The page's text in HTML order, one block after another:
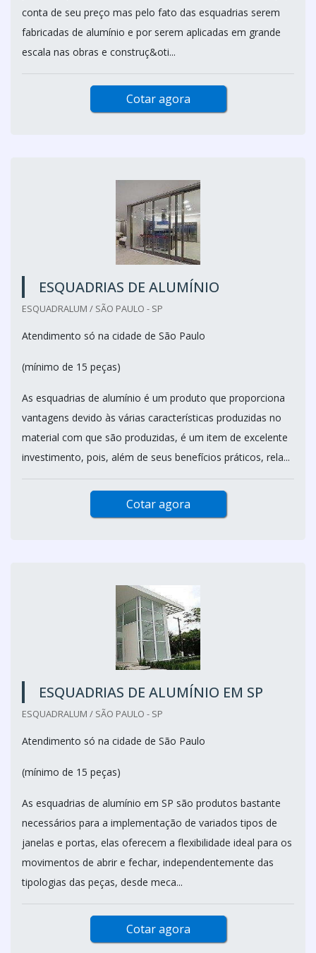
conta de seu preço mas pelo fato das esquadrias serem
fabricadas de alumínio e por serem aplicadas em grande
escala nas obras e construç&oti...
Cotar agora
ESQUADRIAS DE ALUMÍNIO
ESQUADRALUM / SÃO PAULO - SP
Atendimento só na cidade de São Paulo
(mínimo de 15 peças)
As esquadrias de alumínio é um produto que proporciona
vantagens devido às várias características produzidas no
material com que são produzidas, é um item de excelente
investimento, pois, além de seus benefícios práticos, rela...
Cotar agora
ESQUADRIAS DE ALUMÍNIO EM SP
ESQUADRALUM / SÃO PAULO - SP
Atendimento só na cidade de São Paulo
(mínimo de 15 peças)
As esquadrias de alumínio em SP são produtos bastante
necessários para a implementação de variados tipos de
janelas e portas, elas oferecem a flexibilidade ideal para os
movimentos de abrir e fechar, independentemente das
tipologias das peças, desde meca...
Cotar agora